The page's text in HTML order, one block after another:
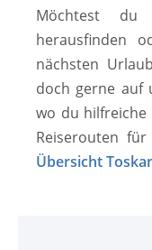
Möchtest
herausfinden
nächsten
doch gerne auf
wo du
Rei­se­rou­ten
Übersicht